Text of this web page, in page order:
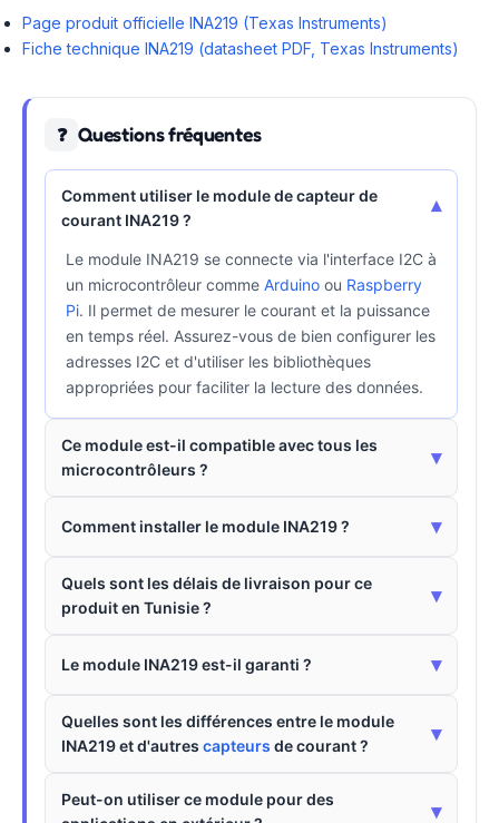
Page produit officielle INA219 (Texas Instruments)
Fiche technique INA219 (datasheet PDF, Texas Instruments)
❓ Questions fréquentes
Comment utiliser le module de capteur de
courant INA219 ?
▾
Le module INA219 se connecte via l'interface I2C à
un microcontrôleur comme Arduino ou Raspberry
Pi. Il permet de mesurer le courant et la puissance
en temps réel. Assurez-vous de bien configurer les
adresses I2C et d'utiliser les bibliothèques
appropriées pour faciliter la lecture des données.
Ce module est-il compatible avec tous les
microcontrôleurs ?
▾
Comment installer le module INA219 ? ▾
Quels sont les délais de livraison pour ce
produit en Tunisie ?
▾
Le module INA219 est-il garanti ? ▾
Quelles sont les différences entre le module
INA219 et d'autres capteurs de courant ?
▾
Peut-on utiliser ce module pour des
▾